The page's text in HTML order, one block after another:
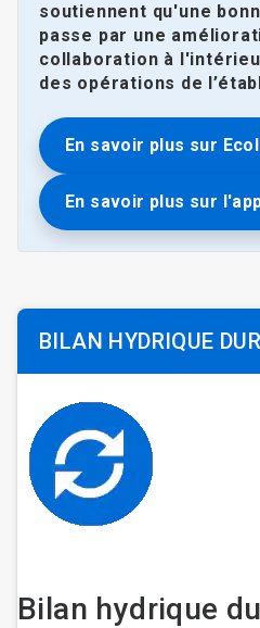
soutiennent qu'une
passe par une
collaboration à
des opérations de
En savoir plus sur
En savoir plus sur
BILAN HYDRIQUE
Bilan hydrique